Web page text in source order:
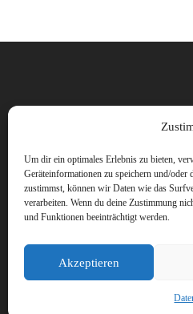
Um dir ein optimales Erlebnis zu bieten,
Geräteinformationen zu speichern und/oder
zustimmst, können wir Daten wie das
verarbeiten. Wenn du deine Zustimmung
und Funktionen beeinträchtigt werden.
Akzeptieren